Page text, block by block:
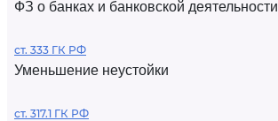
ФЗ о банках и банковской деятельности
ст. 333 ГК РФ
Уменьшение неустойки
ст. 317.1 ГК РФ